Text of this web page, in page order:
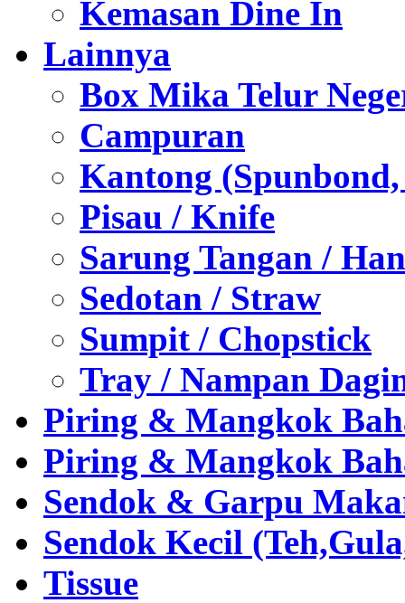
Kemasan Dine In
Lainnya
Box Mika Telur
Campuran
Kantong
Pisau / Knife
Sarung Tangan /
Sedotan / Straw
Sumpit / Chopstick
Tray / Nampan
Piring & Mangkok
Piring & Mangkok
Sendok & Garpu
Sendok Kecil
Tissue